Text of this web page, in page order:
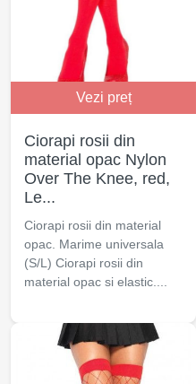
Vezi preț
Ciorapi rosii din
material opac Nylon
Over The Knee, red,
Le...
Ciorapi rosii din material
opac. Marime universala
(S/L) Ciorapi rosii din
material opac si elastic....